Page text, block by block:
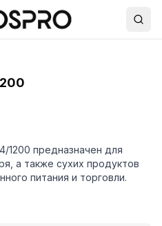
предназначен для
а также сухих продуктов
питания и торговли.